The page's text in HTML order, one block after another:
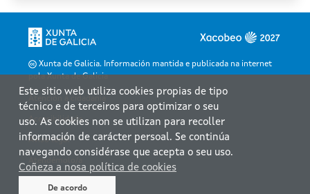
Xunta de Galicia. Información mantida e publicada na internet
pola Xunta de Galicia
Accesibilidade
Aviso legal
Atendémolo/a
Este sitio web utiliza cookies propias de tipo
técnico e de terceiros para optimizar o seu
uso. As cookies non se utilizan para recoller
información de carácter persoal. Se continúa
navegando considérase que acepta o seu uso.
Coñeza a nosa política de cookies
De acordo